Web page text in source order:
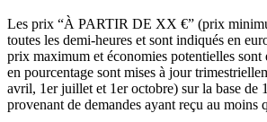
Les prix “À PARTIR DE XX €” (prix
toutes les demi-heures et sont indiqués en
prix maximum et économies potentielles sont
en pourcentage sont mises à jour
avril, 1er juillet et 1er octobre) sur la base de
provenant de demandes ayant reçu au moins